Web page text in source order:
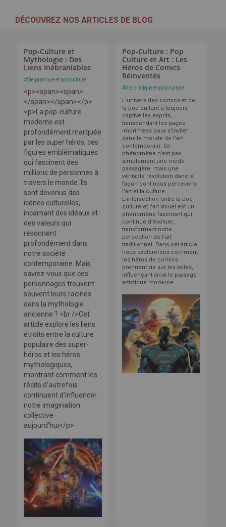
DÉCOUVREZ NOS ARTICLES DE BLOG
Pop-Culture et
Mythologie : Des
Liens Inébranlables
#Vie pratique et pop culture
<p><span><span>
</span></span></p>
<p>La pop-culture
moderne est
profondément marquée
par les super héros, ces
figures emblématiques
qui fascinent des
millions de personnes à
travers le monde. Ils
sont devenus des
icônes culturelles,
incarnant des idéaux et
des valeurs qui
résonnent
profondément dans
notre société
contemporaine. Mais
saviez-vous que ces
personnages trouvent
souvent leurs racines
dans la mythologie
ancienne ? <br />Cet
article explore les liens
étroits entre la culture
populaire des super-
héros et les héros
mythologiques,
montrant comment les
récits d'autrefois
continuent d'influencer
notre imagination
collective
aujourd'hui</p>
Pop-Culture : Pop
Culture et Art : Les
Héros de Comics
Réinventés
#Vie pratique et pop culture
L'univers des comics et de
la pop culture a toujours
captivé les esprits,
transcendant les pages
imprimées pour s'inviter
dans le monde de l'art
contemporain. Ce
phénomène n'est pas
simplement une mode
passagère, mais une
véritable révolution dans la
façon dont nous percevons
l'art et la culture.
L'intersection entre la pop
culture et l'art visuel est un
phénomène fascinant qui
continue d'évoluer,
transformant notre
perception de l'art
traditionnel. Dans cet article,
nous explorerons comment
les héros de comics
prennent vie sur les toiles,
influençant ainsi le paysage
artistique moderne.